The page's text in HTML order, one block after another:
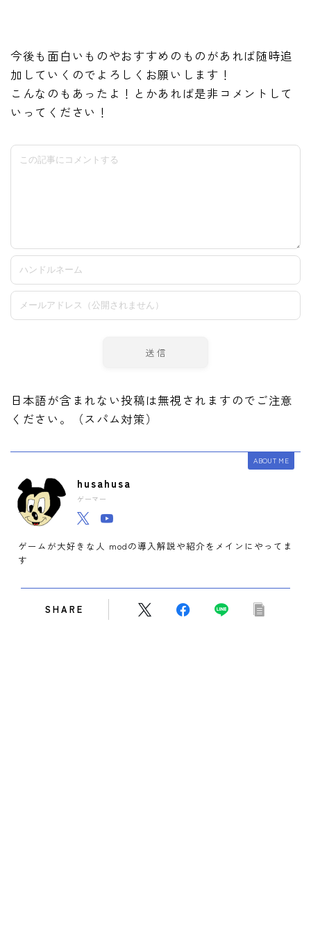
今後も面白いものやおすすめのものがあれば随時追
加していくのでよろしくお願いします！
こんなのもあったよ！とかあれば是非コメントして
いってください！
日本語が含まれない投稿は無視されますのでご注意
ください。（スパム対策）
ABOUT ME
husahusa
ゲーマー
ゲームが大好きな人 modの導入解説や紹介をメインにやってま
す
SHARE